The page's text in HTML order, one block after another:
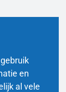
en
al vele